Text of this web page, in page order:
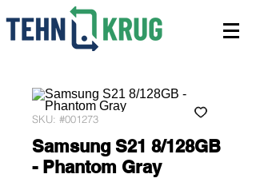
SKU: #001273
Samsung S21 8/128GB
- Phantom Gray